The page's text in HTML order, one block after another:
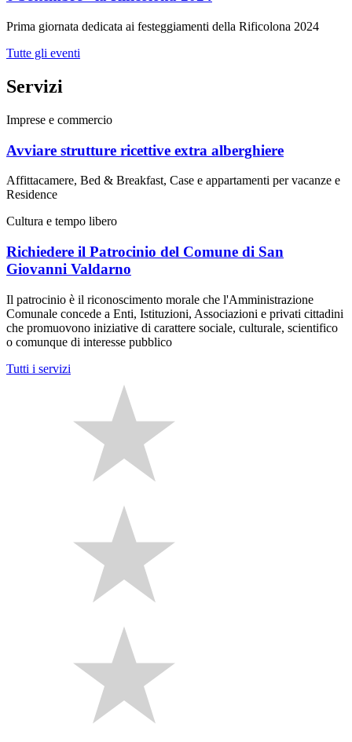
Prima giornata dedicata ai festeggiamenti della Rificolona 2024
Tutte gli eventi
Servizi
Imprese e commercio
Avviare strutture ricettive extra alberghiere
Affittacamere, Bed & Breakfast, Case e appartamenti per vacanze e
Residence
Cultura e tempo libero
Richiedere il Patrocinio del Comune di San
Giovanni Valdarno
Il patrocinio è il riconoscimento morale che l'Amministrazione
Comunale concede a Enti, Istituzioni, Associazioni e privati cittadini
che promuovono iniziative di carattere sociale, culturale, scientifico
o comunque di interesse pubblico
Tutti i servizi